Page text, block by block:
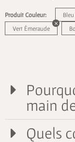
Produit Couleur:
Vert Émeraude
main
Quels